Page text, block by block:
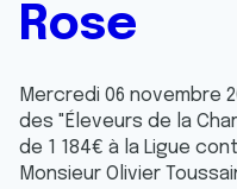
Rose
Mercredi 06 novembre
des "Éleveurs de la
de 1 184€ à la Ligue
Monsieur Olivier